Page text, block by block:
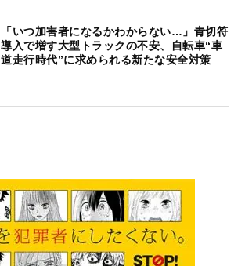
「いつ加害者になるかわからない…」青切符
導入で増す大型トラックの不安、自転車“車
道走行時代”に求められる新たな安全対策